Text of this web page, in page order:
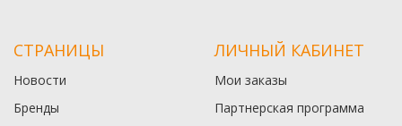
СТРАНИЦЫ
Новости
Бренды
ЛИЧНЫЙ КАБИНЕТ
Мои заказы
Партнерская программа